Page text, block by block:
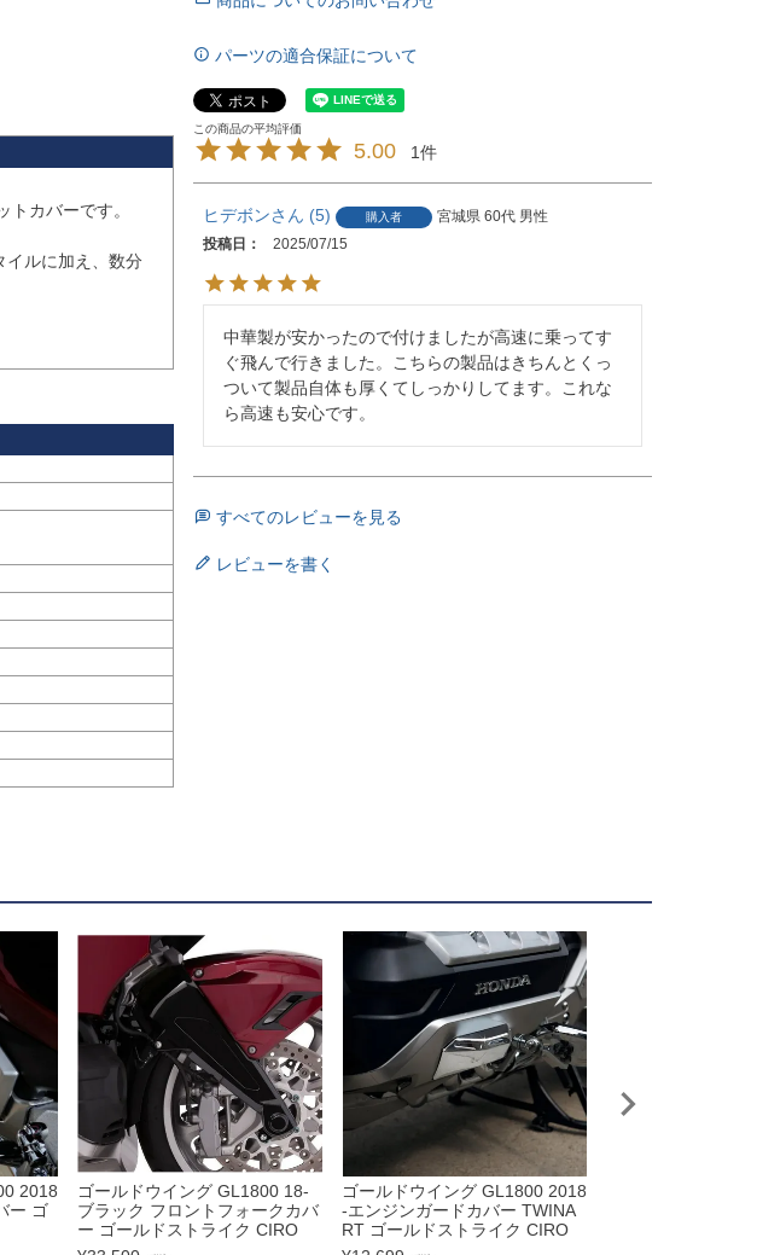
カバーです。
イルに加え、数分
パーツの適合保証について
5.00 1
ヒデボン 5 購入者 宮城県 60代 男性
投稿日
2025/07/15
中華製が安かったので付けましたが高速に乗ってす
ぐ飛んで行きました。こちらの製品はきちんとくっ
ついて製品自体も厚くてしっかりしてます。これな
ら高速も安心です。
すべてのレビューを見る
レビューを書く
2018
ー ゴ
ゴールドウイング GL1800 18-
ブラック フロントフォークカバ
ー ゴールドストライク CIRO
ゴールドウイング GL1800 2018
-エンジンガードカバー TWINA
RT ゴールドストライク CIRO